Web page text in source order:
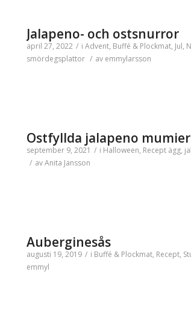
Jalapeno- och ostsnurror
april 27, 2022 / i Advent, Buffé & Plockmat, Jul,
smördegsplattor / av emmylarsson
Ostfyllda jalapeno mumier
september 9, 2021 / i Halloween, Recept ägg,
/ avAnita Jansson
Auberginesås
augusti 19, 2019 / i Buffé & Plockmat, Recept,
emmyl